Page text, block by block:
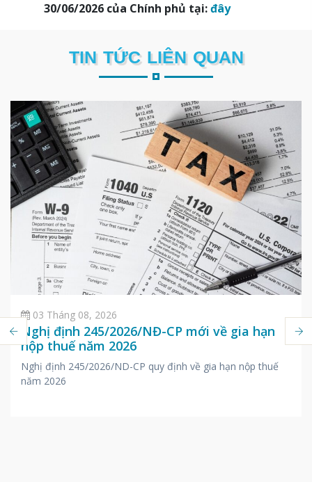
30/06/2026 của Chính phủ tại:đây
TIN TỨC LIÊN QUAN
03 Tháng 08, 2026
Nghị định 245/2026/NĐ-CP mới về gia hạn
nộp thuế năm 2026
Nghị định 245/2026/ND-CP quy định về gia hạn nộp thuế
năm 2026